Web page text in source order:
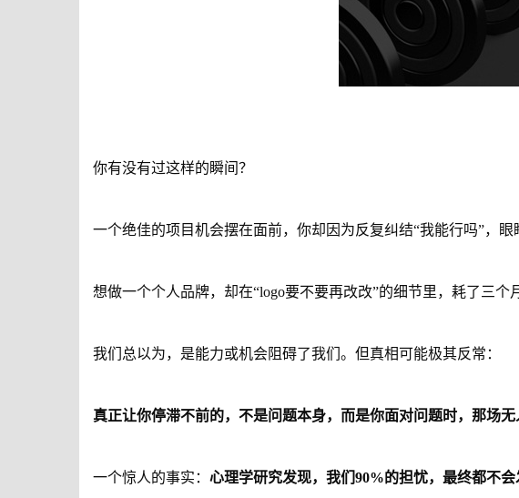
你有没有过这样的瞬间？
一个绝佳的项目机会摆在面前，你却因为反复纠结“我能行吗”，眼
想做一个个人品牌，却在“logo要不要再改改”的细节里，耗了三个
我们总以为，是能力或机会阻碍了我们。但真相可能极其反常：
真正让你停滞不前的，不是问题本身，而是你面对问题时，那场无
一个惊人的事实： 心理学研究发现，我们90%的担忧，最终都不会